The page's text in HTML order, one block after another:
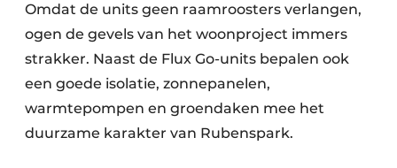
Omdat de units geen raamroosters verlangen,
ogen de gevels van het woonproject immers
strakker. Naast de Flux Go-units bepalen ook
een goede isolatie, zonnepanelen,
warmtepompen en groendaken mee het
duurzame karakter van Rubenspark.